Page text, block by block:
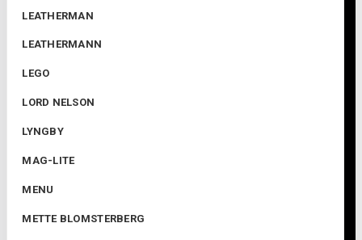
LEATHERMAN
LEATHERMANN
LEGO
LORD NELSON
LYNGBY
MAG-LITE
MENU
METTE BLOMSTERBERG